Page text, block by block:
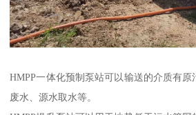
HMPP一体化预制泵站可以输送的介质有
废水、源水取水等。